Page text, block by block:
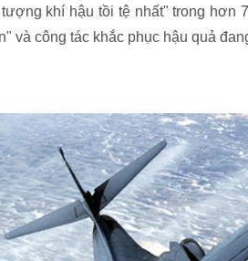
khí hậu tồi tệ nhất" trong hơn
và công tác khắc phục hậu quả